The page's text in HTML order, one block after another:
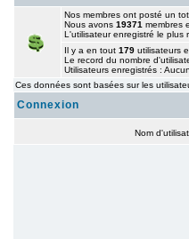
Nos membres ont posté un
Nous avons 19371 membres
L'utilisateur enregistré le plus
Il y a en tout 179 utilisateurs
Le record du nombre
Utilisateurs enregistrés : Aucun
Ces données sont basées sur les
Connexion
Nom